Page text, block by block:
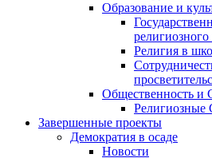
Образование и
Религия в
Общественность
Завершенные проекты
Демократия в осаде
Новости